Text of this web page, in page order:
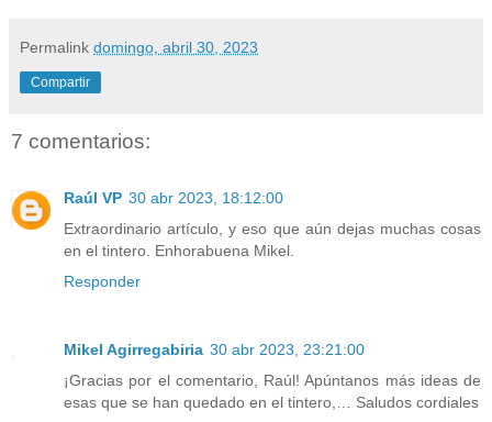
Permalink domingo, abril 30, 2023
Compartir
7 comentarios:
Raúl VP 30 abr 2023, 18:12:00
Extraordinario artículo, y eso que aún dejas muchas cosas
en el tintero. Enhorabuena Mikel.
Responder
Mikel Agirregabiria 30 abr 2023, 23:21:00
¡Gracias por el comentario, Raúl! Apúntanos más ideas de
esas que se han quedado en el tintero,… Saludos cordiales